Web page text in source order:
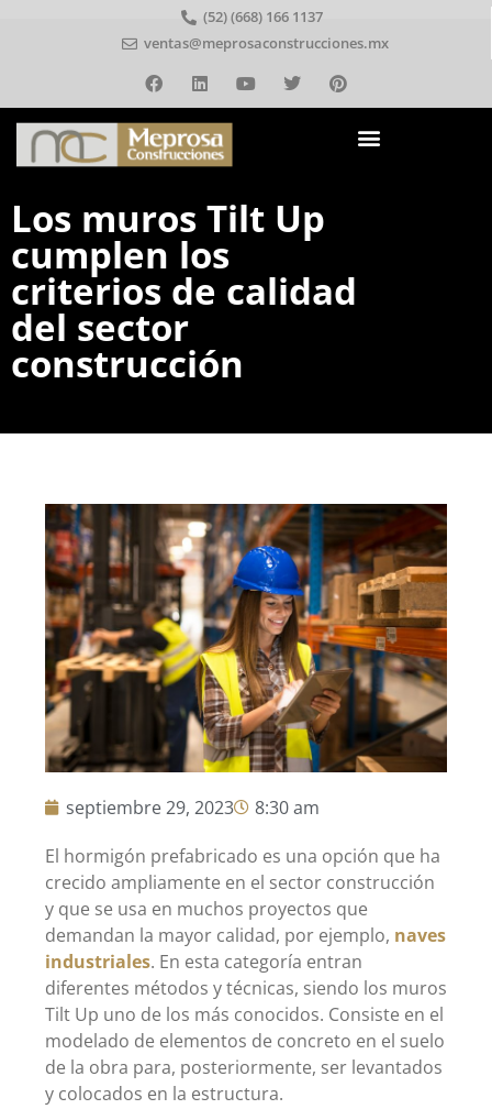
(52) (668) 166 1137
ventas@meprosaconstrucciones.mx
Los muros Tilt Up
cumplen los
criterios de calidad
del sector
construcción
septiembre 29, 2023
8:30 am
El hormigón prefabricado es una opción que ha
crecido ampliamente en el sector construcción
y que se usa en muchos proyectos que
demandan la mayor calidad, por ejemplo, naves
industriales. En esta categoría entran
diferentes métodos y técnicas, siendo los muros
Tilt Up uno de los más conocidos. Consiste en el
modelado de elementos de concreto en el suelo
de la obra para, posteriormente, ser levantados
y colocados en la estructura.